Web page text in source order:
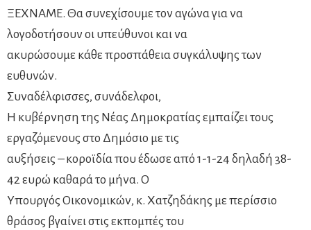
ΞΕΧΝΑΜΕ. Θα συνεχίσουμε τον αγώνα για να
λογοδοτήσουν οι υπεύθυνοι και να
ακυρώσουμε κάθε προσπάθεια συγκάλυψης των
ευθυνών.
Συναδέλφισσες, συνάδελφοι,
Η κυβέρνηση της Νέας Δημοκρατίας εμπαίζει τους
εργαζόμενους στο Δημόσιο με τις
αυξήσεις – κοροϊδία που έδωσε από 1-1-24 δηλαδή 38-
42 ευρώ καθαρά το μήνα. Ο
Υπουργός Οικονομικών, κ. Χατζηδάκης με περίσσιο
θράσος βγαίνει στις εκπομπές του